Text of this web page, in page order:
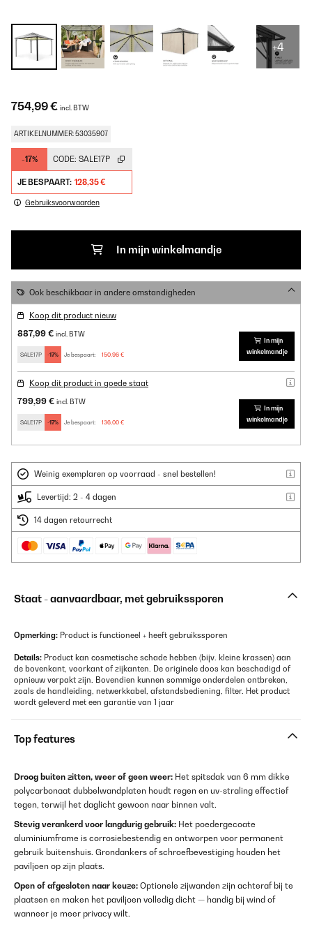
+4
754,99 € incl. BTW
ARTIKELNUMMER: 53035907
-17% CODE: SALE17P
JE BESPAART: 128,35 €
Gebruiksvoorwaarden
In mijn winkelmandje
Ook beschikbaar in andere omstandigheden
Koop dit product nieuw
887,99 € incl. BTW
SALE17P -17% Je bespaart: 150,96 €
In mijn
winkelmandje
Koop dit product in goede staat
799,99 € incl. BTW
SALE17P -17% Je bespaart: 136,00 €
In mijn
winkelmandje
Weinig exemplaren op voorraad - snel bestellen!
Levertijd: 2 - 4 dagen
14 dagen retourrecht
Staat - aanvaardbaar, met gebruikssporen
Opmerking: Product is functioneel + heeft gebruikssporen
Details: Product kan cosmetische schade hebben (bijv. kleine krassen) aan
de bovenkant, voorkant of zijkanten. De originele doos kan beschadigd of
opnieuw verpakt zijn. Bovendien kunnen sommige onderdelen ontbreken,
zoals de handleiding, netwerkkabel, afstandsbediening, filter. Het product
wordt geleverd met een garantie van 1 jaar
Top features
Droog buiten zitten, weer of geen weer: Het spitsdak van 6 mm dikke
polycarbonaat dubbelwandplaten houdt regen en uv-straling effectief
tegen, terwijl het daglicht gewoon naar binnen valt.
Stevig verankerd voor langdurig gebruik: Het poedergecoate
aluminiumframe is corrosiebestendig en ontworpen voor permanent
gebruik buitenshuis. Grondankers of schroefbevestiging houden het
paviljoen op zijn plaats.
Open of afgesloten naar keuze: Optionele zijwanden zijn achteraf bij te
plaatsen en maken het paviljoen volledig dicht — handig bij wind of
wanneer je meer privacy wilt.